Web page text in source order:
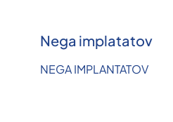
Nega implatatov
NEGA IMPLANTATOV